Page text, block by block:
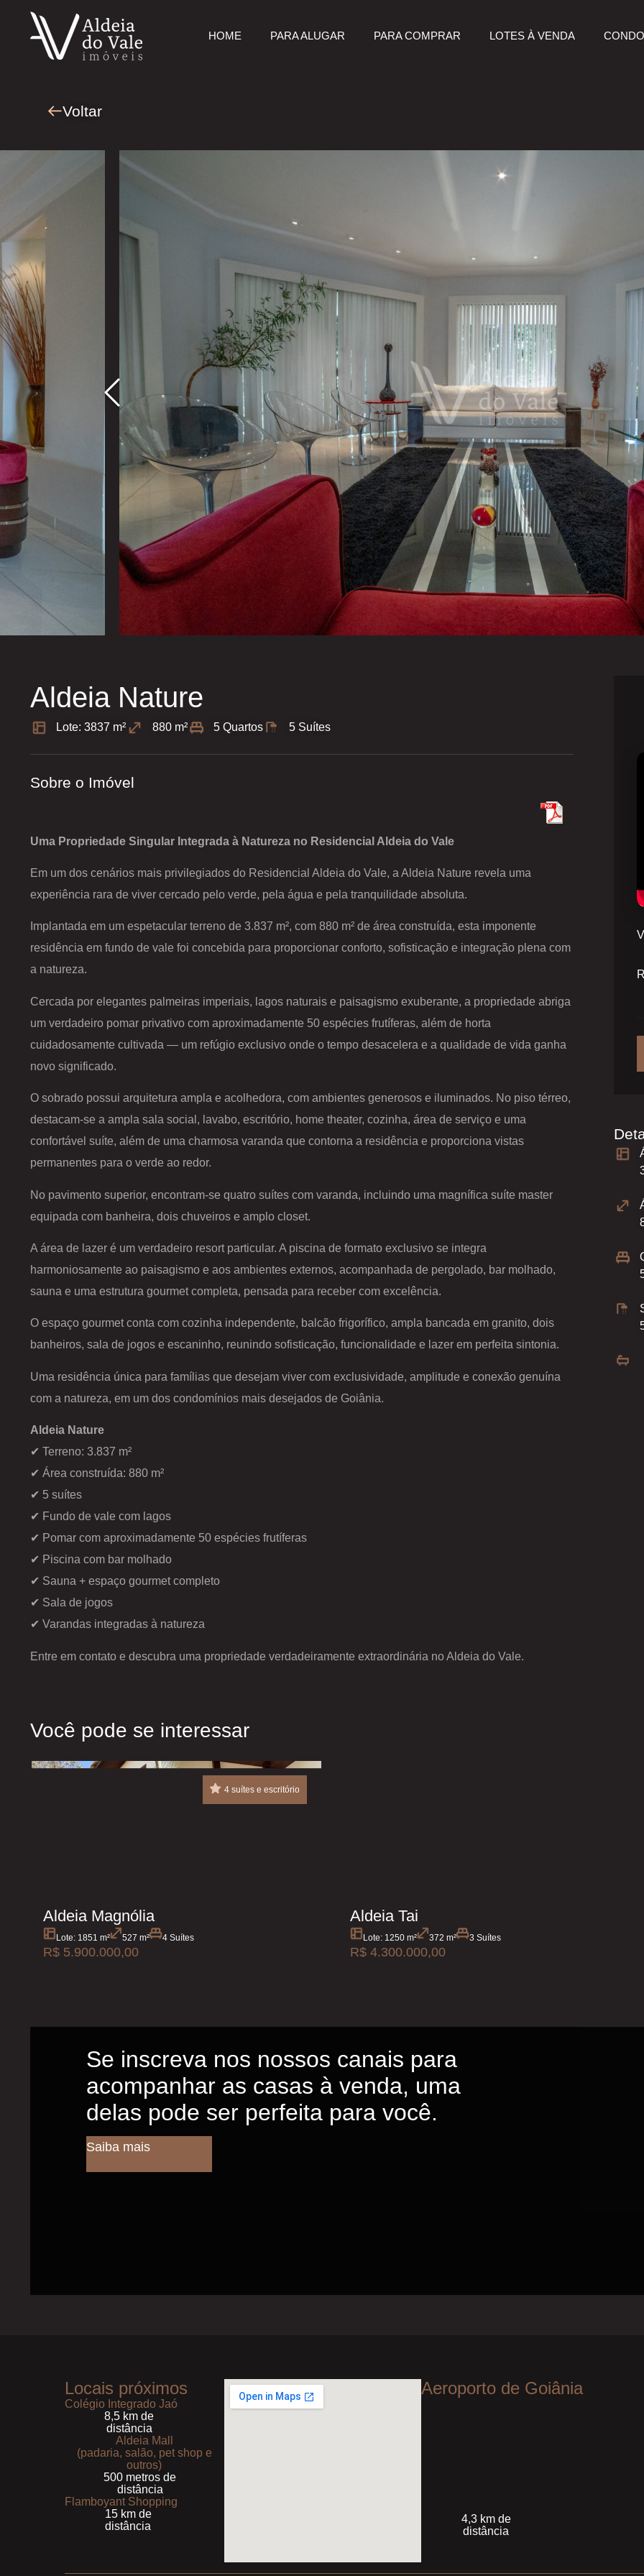
HOME PARA ALUGAR PARA COMPRAR LOTES À VENDA
Voltar
Aldeia Nature
Lote: 3837 m² 880 m² 5 Quartos 5 Suítes
Sobre o Imóvel
Uma Propriedade Singular Integrada à Natureza no Residencial Aldeia do Vale
Em um dos cenários mais privilegiados do Residencial Aldeia do Vale, a Aldeia Nature revela uma
experiência rara de viver cercado pelo verde, pela água e pela tranquilidade absoluta.
Implantada em um espetacular terreno de 3.837 m², com 880 m² de área construída, esta imponente
residência em fundo de vale foi concebida para proporcionar conforto, sofisticação e integração plena com
a natureza.
Cercada por elegantes palmeiras imperiais, lagos naturais e paisagismo exuberante, a propriedade abriga
um verdadeiro pomar privativo com aproximadamente 50 espécies frutíferas, além de horta
cuidadosamente cultivada — um refúgio exclusivo onde o tempo desacelera e a qualidade de vida ganha
novo significado.
O sobrado possui arquitetura ampla e acolhedora, com ambientes generosos e iluminados. No piso térreo,
destacam-se a ampla sala social, lavabo, escritório, home theater, cozinha, área de serviço e uma
confortável suíte, além de uma charmosa varanda que contorna a residência e proporciona vistas
permanentes para o verde ao redor.
No pavimento superior, encontram-se quatro suítes com varanda, incluindo uma magnífica suíte master
equipada com banheira, dois chuveiros e amplo closet.
A área de lazer é um verdadeiro resort particular. A piscina de formato exclusivo se integra
harmoniosamente ao paisagismo e aos ambientes externos, acompanhada de pergolado, bar molhado,
sauna e uma estrutura gourmet completa, pensada para receber com excelência.
O espaço gourmet conta com cozinha independente, balcão frigorífico, ampla bancada em granito, dois
banheiros, sala de jogos e escaninho, reunindo sofisticação, funcionalidade e lazer em perfeita sintonia.
Uma residência única para famílias que desejam viver com exclusividade, amplitude e conexão genuína
com a natureza, em um dos condomínios mais desejados de Goiânia.
Aldeia Nature
✔ Terreno: 3.837 m²
✔ Área construída: 880 m²
✔ 5 suítes
✔ Fundo de vale com lagos
✔ Pomar com aproximadamente 50 espécies frutíferas
✔ Piscina com bar molhado
✔ Sauna + espaço gourmet completo
✔ Sala de jogos
✔ Varandas integradas à natureza
Entre em contato e descubra uma propriedade verdadeiramente extraordinária no Aldeia do Vale.
Você pode se interessar
4 suítes e escritório
Aldeia Magnólia
Lote: 1851 m² 527 m² 4 Suítes
R$ 5.900.000,00
Aldeia Tai
Lote: 1250 m² 372 m² 3 Suítes
R$ 4.300.000,00
Se inscreva nos nossos canais para
acompanhar as casas à venda, uma
delas pode ser perfeita para você.
Saiba mais
Locais próximos
Colégio Integrado Jaó
8,5 km de
distância
Aldeia Mall
(padaria, salão, pet shop e
outros)
500 metros de
distância
Flamboyant Shopping
15 km de
distância
Aeroporto de Goiânia
4,3 km de
distância